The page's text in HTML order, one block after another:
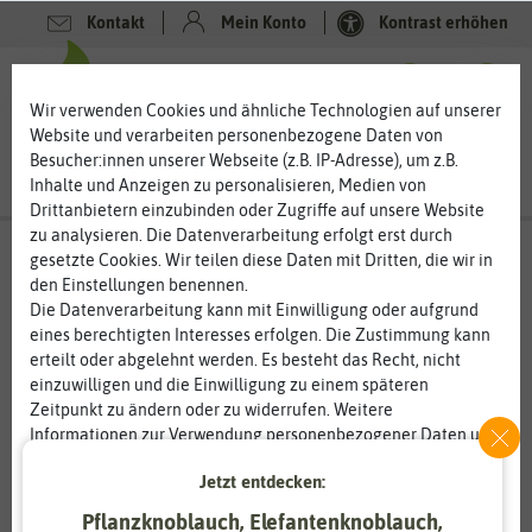
Kontakt Mein Konto Kontrast erhöhen
Wir verwenden Cookies und ähnliche Technologien auf unserer
Website und verarbeiten personenbezogene Daten von
Besucher:innen unserer Webseite (z.B. IP-Adresse), um z.B.
Inhalte und Anzeigen zu personalisieren, Medien von
Drittanbietern einzubinden oder Zugriffe auf unsere Website
zu analysieren. Die Datenverarbeitung erfolgt erst durch
gesetzte Cookies. Wir teilen diese Daten mit Dritten, die wir in
den Einstellungen benennen.
Die Datenverarbeitung kann mit Einwilligung oder aufgrund
eines berechtigten Interesses erfolgen. Die Zustimmung kann
erteilt oder abgelehnt werden. Es besteht das Recht, nicht
einzuwilligen und die Einwilligung zu einem späteren
Zeitpunkt zu ändern oder zu widerrufen. Weitere
Informationen zur Verwendung personenbezogener Daten und
Essenziell Statistik
Jetzt entdecken:
Pflanzknoblauch, Elefantenknoblauch,